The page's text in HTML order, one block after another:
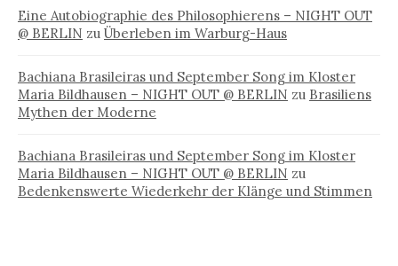
Eine Autobiographie des Philosophierens – NIGHT OUT
@ BERLIN zu Überleben im Warburg-Haus
Bachiana Brasileiras und September Song im Kloster
Maria Bildhausen – NIGHT OUT @ BERLIN zu Brasiliens
Mythen der Moderne
Bachiana Brasileiras und September Song im Kloster
Maria Bildhausen – NIGHT OUT @ BERLIN zu
Bedenkenswerte Wiederkehr der Klänge und Stimmen